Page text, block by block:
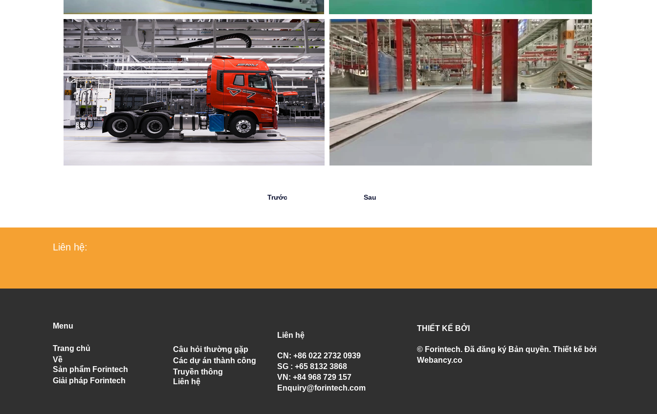
Trước Sau
Liên hệ:
Menu
Trang chủ
Về
Sản phẩm Forintech
Giải pháp Forintech
Câu hỏi thường gặp
Các dự án thành công
Truyền thông
Liên hệ
Liên hệ
CN: +86 022 2732 0939
SG : +65 8132 3868
VN: +84 968 729 157
Enquiry@forintech.com
THIẾT KẾ BỞI
© Forintech. Đã đăng ký Bản quyền. Thiết kế bởi
Webancy.co